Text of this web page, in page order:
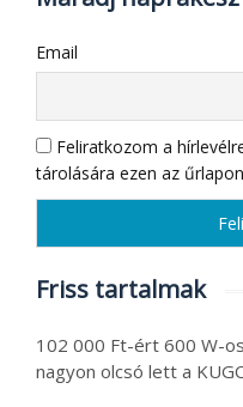
Email
Feliratkozom a
tárolására ezen az
Friss tartalmak
102 000 Ft-ért 600 W-
nagyon olcsó lett a